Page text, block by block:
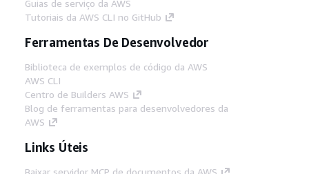
Guias de serviço da AWS
Tutoriais da AWS CLI no GitHub
Ferramentas De Desenvolvedor
Biblioteca de exemplos de código da AWS
AWS CLI
Centro de Builders AWS
Blog de ferramentas para desenvolvedores da
AWS
Links Úteis
Baixar servidor MCP de documentos da AWS